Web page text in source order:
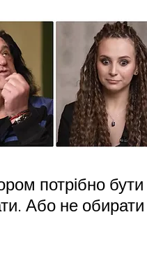
потрібно бути
Або не обирати